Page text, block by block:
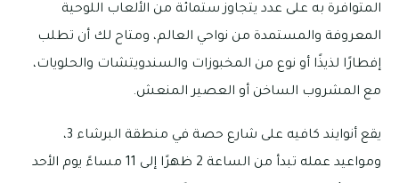
المتوافرة به على عدد يتجاوز ستمائة من الألعاب اللوحية
المعروفة والمستمدة من نواحي العالم، ومتاح لك أن تطلب
إفطارًا لذيذًا أو نوع من المخبوزات والسندويتشات والحلويات،
مع المشروب الساخن أو العصير المنعش.
يقع أنوايند كافيه على شارع حصة في منطقة البرشاء 3،
ومواعيد عمله تبدأ من الساعة 2 ظهرًا إلى 11 مساءً يوم الأحد